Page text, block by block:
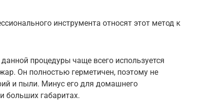
инструмента относят этот метод к
процедуры чаще всего используется
Он полностью герметичен, поэтому не
и пыли. Минус его для домашнего
больших габаритах.